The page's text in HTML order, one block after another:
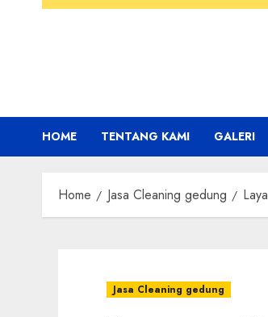
HOME TENTANG KAMI GALERI
Home Jasa Cleaning gedung
Jasa Cleaning gedung